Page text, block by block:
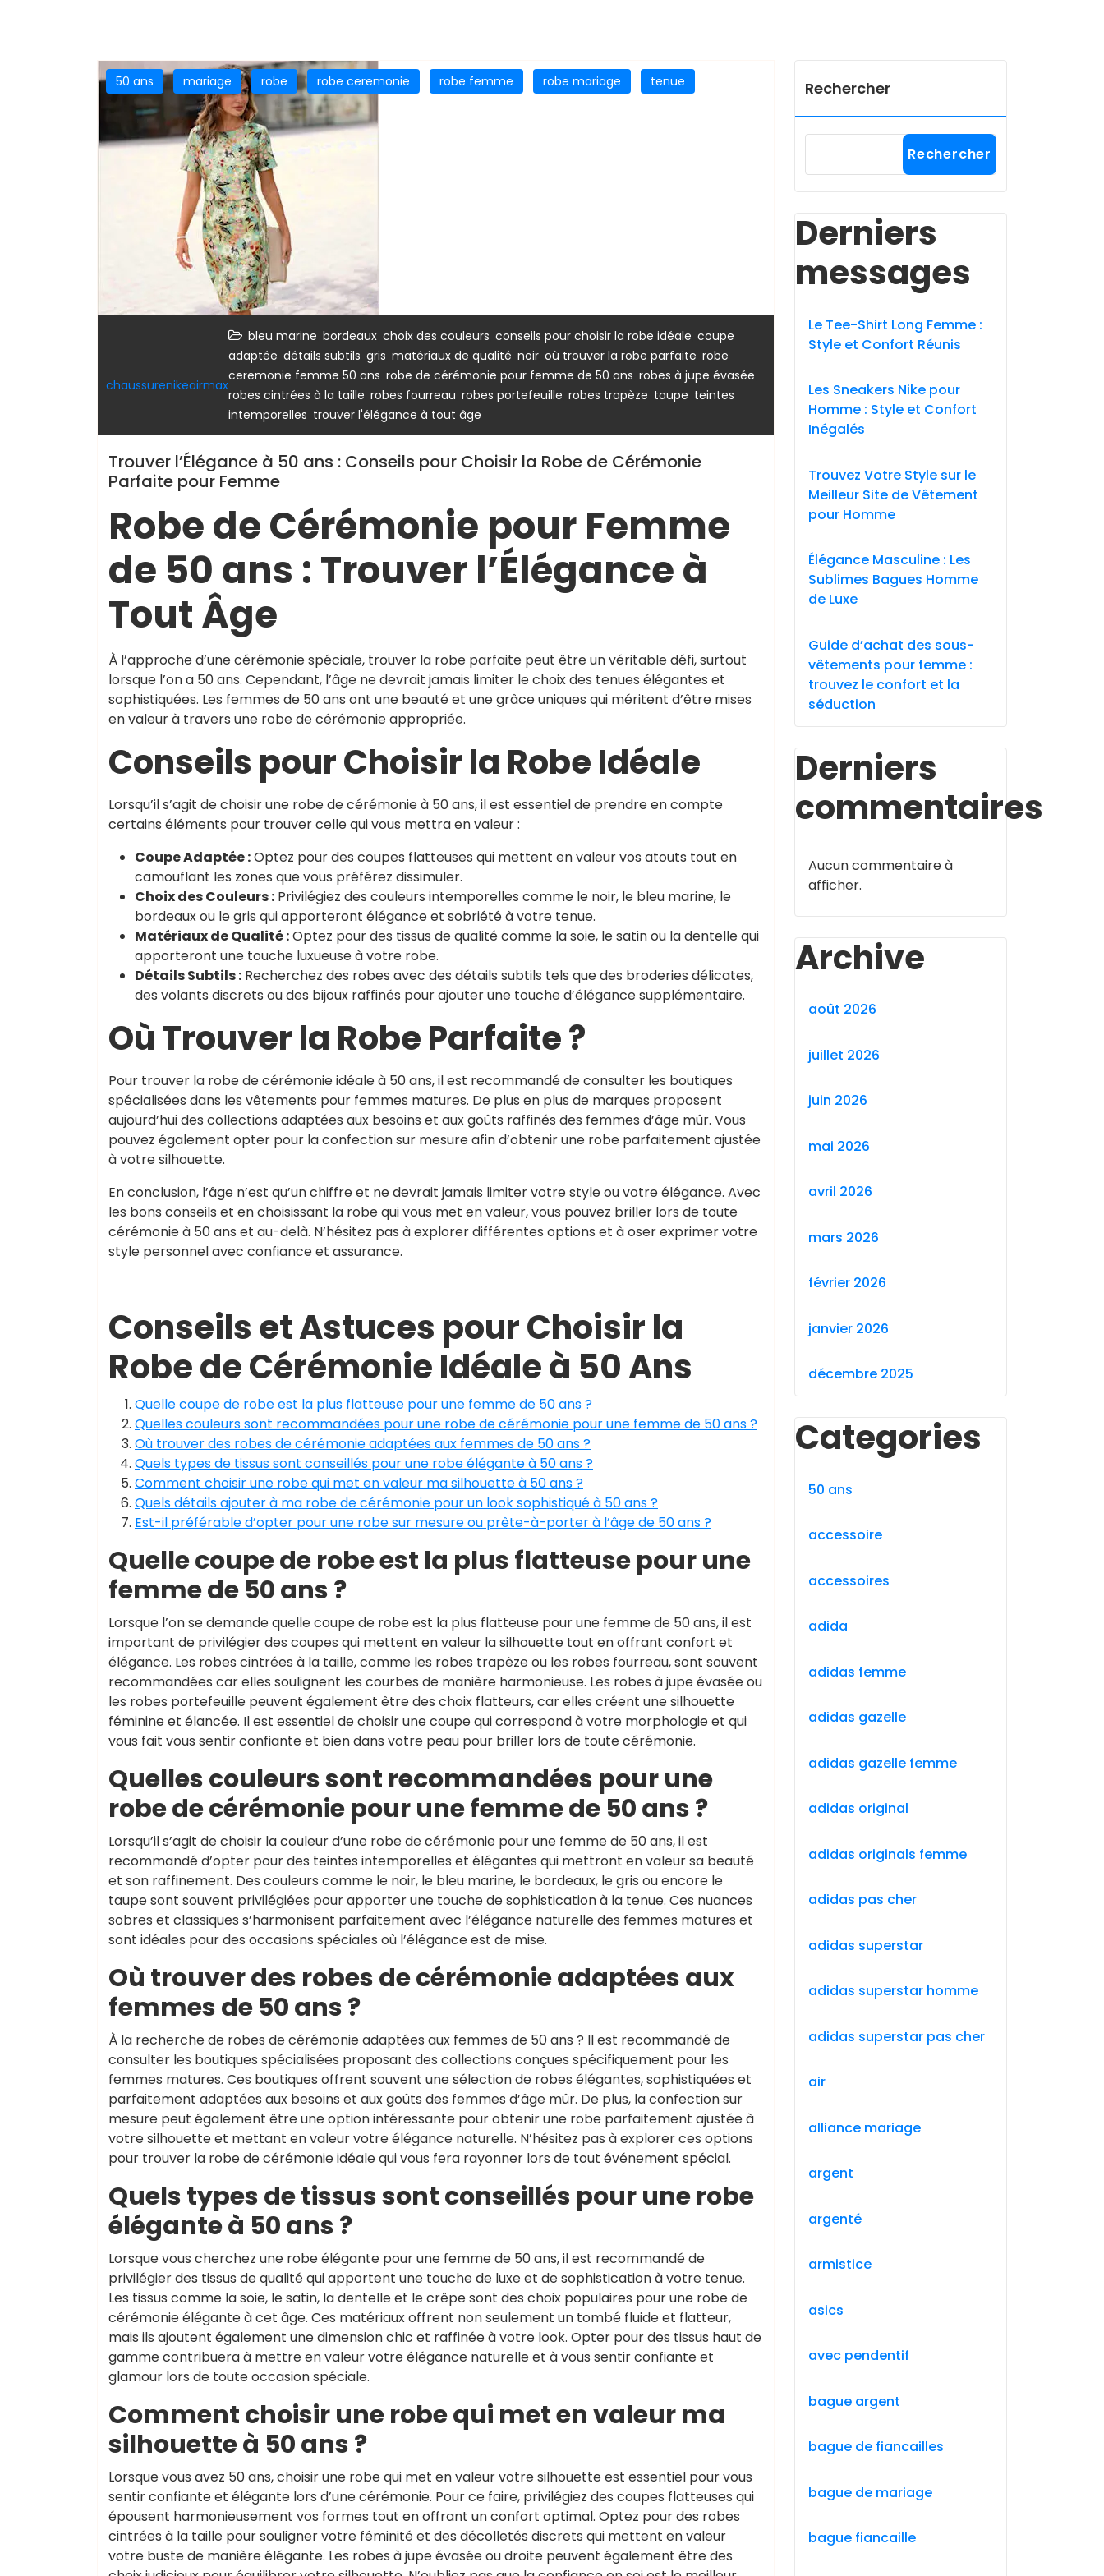
50 ans mariage robe robe ceremonie robe femme robe mariage tenue
chaussurenikeairmax
bleu marine bordeaux choix des couleurs conseils pour choisir la robe idéale coupe
adaptée détails subtils gris matériaux de qualité noir où trouver la robe parfaite robe
ceremonie femme 50 ans robe de cérémonie pour femme de 50 ans robes à jupe évasée
robes cintrées à la taille robes fourreau robes portefeuille robes trapèze taupe teintes
intemporelles trouver l'élégance à tout âge
Trouver l’Élégance à 50 ans : Conseils pour Choisir la Robe de Cérémonie
Parfaite pour Femme
Robe de Cérémonie pour Femme
de 50 ans : Trouver l’Élégance à
Tout Âge
À l’approche d’une cérémonie spéciale, trouver la robe parfaite peut être un véritable défi, surtout
lorsque l’on a 50 ans. Cependant, l’âge ne devrait jamais limiter le choix des tenues élégantes et
sophistiquées. Les femmes de 50 ans ont une beauté et une grâce uniques qui méritent d’être mises
en valeur à travers une robe de cérémonie appropriée.
Conseils pour Choisir la Robe Idéale
Lorsqu’il s’agit de choisir une robe de cérémonie à 50 ans, il est essentiel de prendre en compte
certains éléments pour trouver celle qui vous mettra en valeur :
Coupe Adaptée :Optez pour des coupes flatteuses qui mettent en valeur vos atouts tout en
camouflant les zones que vous préférez dissimuler.
Choix des Couleurs : Privilégiez des couleurs intemporelles comme le noir, le bleu marine, le
bordeaux ou le gris qui apporteront élégance et sobriété à votre tenue.
Matériaux de Qualité :Optez pour des tissus de qualité comme la soie, le satin ou la dentelle qui
apporteront une touche luxueuse à votre robe.
Détails Subtils : Recherchez des robes avec des détails subtils tels que des broderies délicates,
des volants discrets ou des bijoux raffinés pour ajouter une touche d’élégance supplémentaire.
Où Trouver la Robe Parfaite ?
Pour trouver la robe de cérémonie idéale à 50 ans, il est recommandé de consulter les boutiques
spécialisées dans les vêtements pour femmes matures. De plus en plus de marques proposent
aujourd’hui des collections adaptées aux besoins et aux goûts raffinés des femmes d’âge mûr. Vous
pouvez également opter pour la confection sur mesure afin d’obtenir une robe parfaitement ajustée
à votre silhouette.
En conclusion, l’âge n’est qu’un chiffre et ne devrait jamais limiter votre style ou votre élégance. Avec
les bons conseils et en choisissant la robe qui vous met en valeur, vous pouvez briller lors de toute
cérémonie à 50 ans et au-delà. N’hésitez pas à explorer différentes options et à oser exprimer votre
style personnel avec confiance et assurance.
Conseils et Astuces pour Choisir la
Robe de Cérémonie Idéale à 50 Ans
Quelle coupe de robe est la plus flatteuse pour une femme de 50 ans ?
Quelles couleurs sont recommandées pour une robe de cérémonie pour une femme de 50 ans ?
Où trouver des robes de cérémonie adaptées aux femmes de 50 ans ?
Quels types de tissus sont conseillés pour une robe élégante à 50 ans ?
Comment choisir une robe qui met en valeur ma silhouette à 50 ans ?
Quels détails ajouter à ma robe de cérémonie pour un look sophistiqué à 50 ans ?
Est-il préférable d’opter pour une robe sur mesure ou prête-à-porter à l’âge de 50 ans ?
Quelle coupe de robe est la plus flatteuse pour une
femme de 50 ans ?
Lorsque l’on se demande quelle coupe de robe est la plus flatteuse pour une femme de 50 ans, il est
important de privilégier des coupes qui mettent en valeur la silhouette tout en offrant confort et
élégance. Les robes cintrées à la taille, comme les robes trapèze ou les robes fourreau, sont souvent
recommandées car elles soulignent les courbes de manière harmonieuse. Les robes à jupe évasée ou
les robes portefeuille peuvent également être des choix flatteurs, car elles créent une silhouette
féminine et élancée. Il est essentiel de choisir une coupe qui correspond à votre morphologie et qui
vous fait vous sentir confiante et bien dans votre peau pour briller lors de toute cérémonie.
Quelles couleurs sont recommandées pour une
robe de cérémonie pour une femme de 50 ans ?
Lorsqu’il s’agit de choisir la couleur d’une robe de cérémonie pour une femme de 50 ans, il est
recommandé d’opter pour des teintes intemporelles et élégantes qui mettront en valeur sa beauté
et son raffinement. Des couleurs comme le noir, le bleu marine, le bordeaux, le gris ou encore le
taupe sont souvent privilégiées pour apporter une touche de sophistication à la tenue. Ces nuances
sobres et classiques s’harmonisent parfaitement avec l’élégance naturelle des femmes matures et
sont idéales pour des occasions spéciales où l’élégance est de mise.
Où trouver des robes de cérémonie adaptées aux
femmes de 50 ans ?
À la recherche de robes de cérémonie adaptées aux femmes de 50 ans ? Il est recommandé de
consulter les boutiques spécialisées proposant des collections conçues spécifiquement pour les
femmes matures. Ces boutiques offrent souvent une sélection de robes élégantes, sophistiquées et
parfaitement adaptées aux besoins et aux goûts des femmes d’âge mûr. De plus, la confection sur
mesure peut également être une option intéressante pour obtenir une robe parfaitement ajustée à
votre silhouette et mettant en valeur votre élégance naturelle. N’hésitez pas à explorer ces options
pour trouver la robe de cérémonie idéale qui vous fera rayonner lors de tout événement spécial.
Quels types de tissus sont conseillés pour une robe
élégante à 50 ans ?
Lorsque vous cherchez une robe élégante pour une femme de 50 ans, il est recommandé de
privilégier des tissus de qualité qui apportent une touche de luxe et de sophistication à votre tenue.
Les tissus comme la soie, le satin, la dentelle et le crêpe sont des choix populaires pour une robe de
cérémonie élégante à cet âge. Ces matériaux offrent non seulement un tombé fluide et flatteur,
mais ils ajoutent également une dimension chic et raffinée à votre look. Opter pour des tissus haut de
gamme contribuera à mettre en valeur votre élégance naturelle et à vous sentir confiante et
glamour lors de toute occasion spéciale.
Comment choisir une robe qui met en valeur ma
silhouette à 50 ans ?
Lorsque vous avez 50 ans, choisir une robe qui met en valeur votre silhouette est essentiel pour vous
sentir confiante et élégante lors d’une cérémonie. Pour ce faire, privilégiez des coupes flatteuses qui
épousent harmonieusement vos formes tout en offrant un confort optimal. Optez pour des robes
cintrées à la taille pour souligner votre féminité et des décolletés discrets qui mettent en valeur
votre buste de manière élégante. Les robes à jupe évasée ou droite peuvent également être des
Rechercher
Rechercher
Derniers
messages
Le Tee-Shirt Long Femme :
Style et Confort Réunis
Les Sneakers Nike pour
Homme : Style et Confort
Inégalés
Trouvez Votre Style sur le
Meilleur Site de Vêtement
pour Homme
Élégance Masculine : Les
Sublimes Bagues Homme
de Luxe
Guide d’achat des sous-
vêtements pour femme :
trouvez le confort et la
séduction
Derniers
commentaires
Aucun commentaire à
afficher.
Archive
août 2026
juillet 2026
juin 2026
mai 2026
avril 2026
mars 2026
février 2026
janvier 2026
décembre 2025
Categories
50 ans
accessoire
accessoires
adida
adidas femme
adidas gazelle
adidas gazelle femme
adidas original
adidas originals femme
adidas pas cher
adidas superstar
adidas superstar homme
adidas superstar pas cher
air
alliance mariage
argent
argenté
armistice
asics
avec pendentif
bague argent
bague de fiancailles
bague de mariage
bague fiancaille